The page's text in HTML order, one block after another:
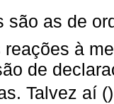
são as de
à
de
Talvez aí (